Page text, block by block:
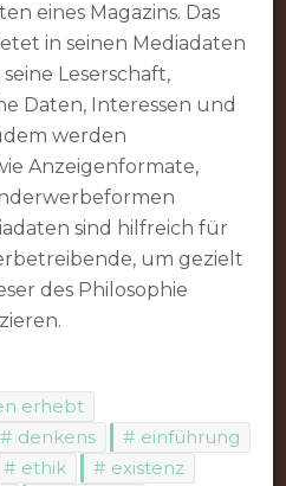
eines Magazins. Das
in seinen Mediadaten
Leserschaft,
Daten, Interessen und
werden
Anzeigenformate,
sind hilfreich für
um gezielt
des Philosophie
erhebt
denkens
einführung
ethik
existenz